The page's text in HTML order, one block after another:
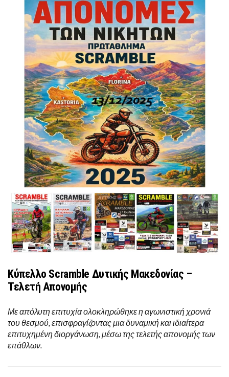
Κύπελλο Scramble Δυτικής Μακεδονίας –
Τελετή Απονομής
Με απόλυτη επιτυχία ολοκληρώθηκε η αγωνιστική χρονιά
του θεσμού, επισφραγίζοντας μια δυναμική και ιδιαίτερα
επιτυχημένη διοργάνωση, μέσω της τελετής απονομής των
επάθλων.